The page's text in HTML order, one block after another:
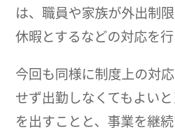
は、職員や家族が外出制
休暇とするなどの対応を行
今回も同様に制度上の対
せず出勤しなくてもよい
を出すことと、事業を継